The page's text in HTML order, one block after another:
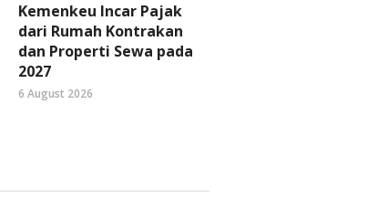
Kemenkeu Incar Pajak
dari Rumah Kontrakan
dan Properti Sewa pada
2027
6 August 2026